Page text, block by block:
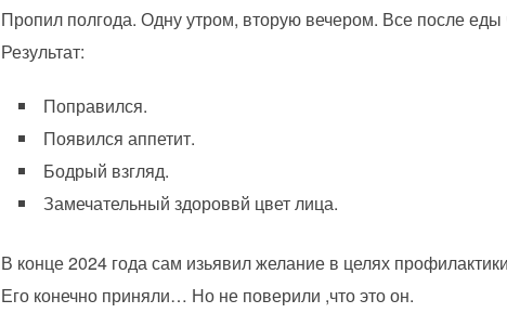
Пропил полгода. Одну утром, вторую вечером. Все после еды
Результат:
Поправился.
Появился аппетит.
Бодрый взгляд.
Замечательный здороввй цвет лица.
В конце 2024 года сам изьявил желание в целях
Его конечно приняли… Но не поверили ,что это он.